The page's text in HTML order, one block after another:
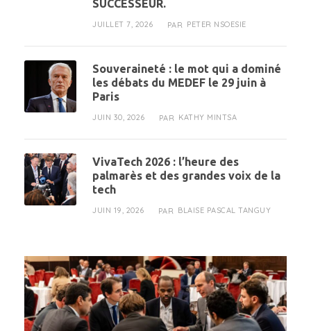
SUCCESSEUR.
JUILLET 7, 2026 PAR PETER NSOESIE
Souveraineté : le mot qui a dominé
les débats du MEDEF le 29 juin à
Paris
JUIN 30, 2026 PAR KATHY MINTSA
VivaTech 2026 : l’heure des
palmarès et des grandes voix de la
tech
JUIN 19, 2026 PAR BLAISE PASCAL TANGUY